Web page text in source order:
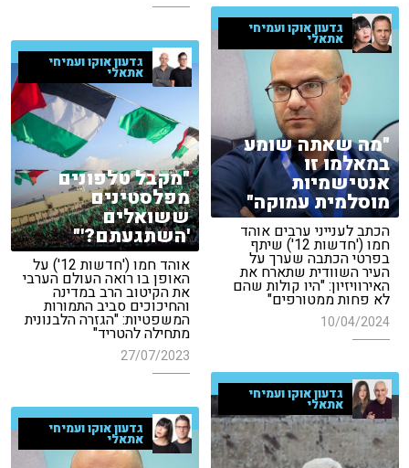
גדעון אוקו ועמיחי
אתאלי
"מה שאתה שומע
במאלמו זו
אנטישמיות
מוסלמית עמוקה"
הכתב לענייני ערבים אוהד
חמו ('חדשות 12') שיתף
בפרטי הכתבה שערך על
העיר השוודית שתארח את
האירוויזיון: "היו קולות שהם
לא פחות ממטורפים"
10/04/2024
גדעון אוקו ועמיחי
אתאלי
"מקבל טלפונים
מפלסטינים
ששואלים
'השתגעתם?'"
אוהד חמו ('חדשות 12') על
האופן בו רואה העולם הערבי
את הקיטוב הרב במדינה
והחיכוכים סביב התמורות
המשפטיות: "הגזרה הלבנונית
מתחילה להטריד"
27/07/2023
גדעון אוקו ועמיחי
אתאלי
גדעון אוקו ועמיחי
אתאלי